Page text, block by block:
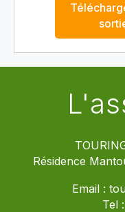
Résidence
Email :
Tel :